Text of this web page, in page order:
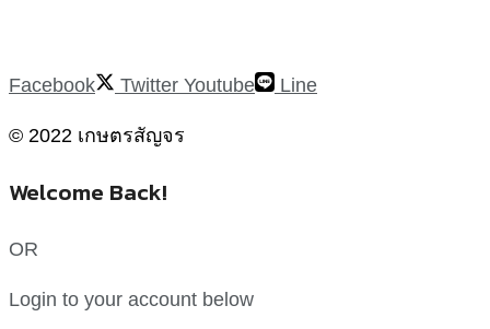
Facebook Twitter Youtube Line
© 2022 เกษตรสัญจร
Welcome Back!
OR
Login to your account below